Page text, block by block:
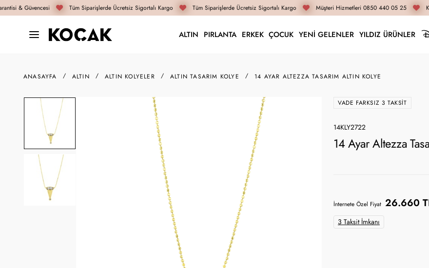
& Güvencesi Tüm Siparişlerde Ücretsiz Sigortalı Kargo Tüm Siparişlerde Ücretsiz Sigortalı Kargo Müşteri Hizmetleri 0850 440 05 25
ALTIN PIRLANTA ERKEK ÇOCUK YENİ GELENLER YILDIZ ÜRÜNLER
ANASAYFA ALTIN ALTIN KOLYELER ALTIN TASARIM KOLYE 14 AYAR ALTEZZA TASARIM ALTIN KOLYE
VADE FARKSIZ 3 TAKSIT
14KLY2722
14 Ayar Altezza
İnternete Özel Fiyat 26.660
3 Taksit İmkanı